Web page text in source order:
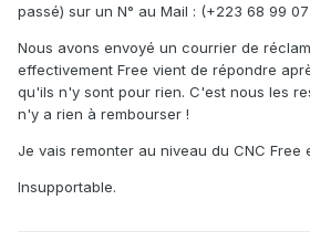
passé) sur un N° au Mail : (+223 68 99
Nous avons envoyé un courrier de
effectivement Free vient de répondre
qu'ils n'y sont pour rien. C'est nous les
n'y a rien à rembourser !
Je vais remonter au niveau du CNC Free
Insupportable.